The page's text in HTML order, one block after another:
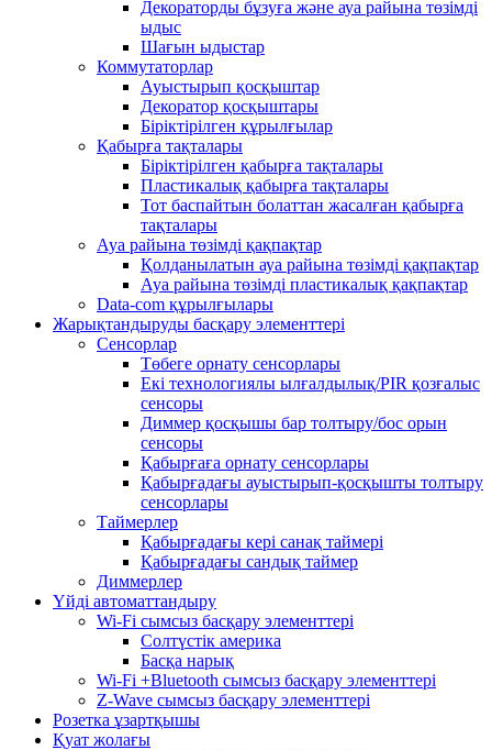
Декораторды бұзуға және ауа райына төзімді
ыдыс
Шағын ыдыстар
Коммутаторлар
Ауыстырып қосқыштар
Декоратор қосқыштары
Біріктірілген құрылғылар
Қабырға тақталары
Біріктірілген қабырға тақталары
Пластикалық қабырға тақталары
Тот баспайтын болаттан жасалған қабырға
тақталары
Ауа райына төзімді қақпақтар
Қолданылатын ауа райына төзімді қақпақтар
Ауа райына төзімді пластикалық қақпақтар
Data-com құрылғылары
Жарықтандыруды басқару элементтері
Сенсорлар
Төбеге орнату сенсорлары
Екі технологиялы ылғалдылық/PIR қозғалыс
сенсоры
Диммер қосқышы бар толтыру/бос орын
сенсоры
Қабырғаға орнату сенсорлары
Қабырғадағы ауыстырып-қосқышты толтыру
сенсорлары
Таймерлер
Қабырғадағы кері санақ таймері
Қабырғадағы сандық таймер
Диммерлер
Үйді автоматтандыру
Wi-Fi сымсыз басқару элементтері
Солтүстік америка
Басқа нарық
Wi-Fi +Bluetooth сымсыз басқару элементтері
Z-Wave сымсыз басқару элементтері
Розетка ұзартқышы
Қуат жолағы